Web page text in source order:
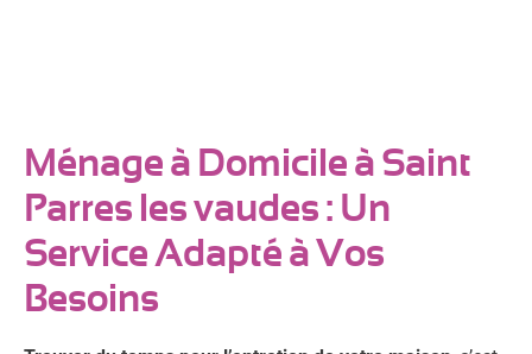
Ménage à Domicile à Saint
Parres les vaudes : Un
Service Adapté à Vos
Besoins